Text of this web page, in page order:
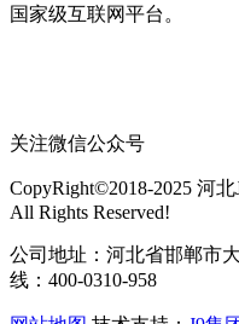
国家级互联网平台。
关注微信公众号
CopyRight©2018-2025 河
All Rights Reserved!
公司地址：河北省邯郸市
线：400-0310-958